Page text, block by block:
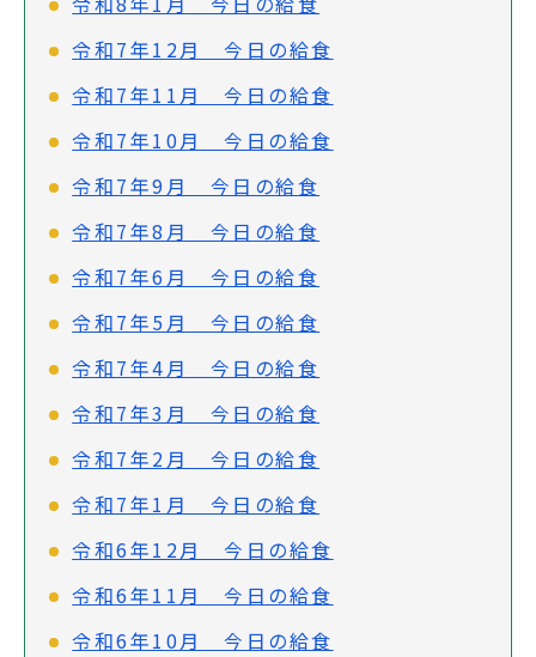
令和7年12月 今日の給食
令和7年11月 今日の給食
令和7年10月 今日の給食
令和7年9月 今日の給食
令和7年8月 今日の給食
令和7年6月 今日の給食
令和7年5月 今日の給食
令和7年4月 今日の給食
令和7年3月 今日の給食
令和7年2月 今日の給食
令和7年1月 今日の給食
令和6年12月 今日の給食
令和6年11月 今日の給食
令和6年10月 今日の給食